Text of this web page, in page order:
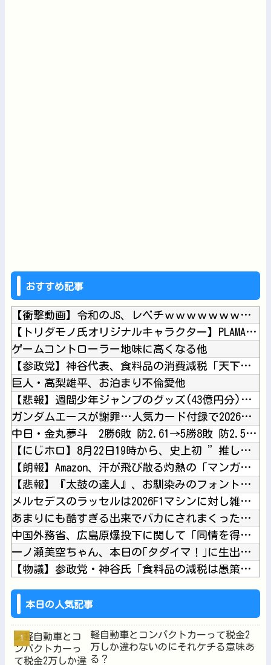
おすすめ記事
【衝撃動画】令和のJS、レベチｗｗｗｗｗｗｗｗｗｗｗｗｗｗｗ...
【トリダモノ氏オリジナルキャラクター】PLAMATEA「MX...
ゲームコントローラー地味に高くなる他
【参政党】神谷代表、食料品の消費減税「天下の愚策だ」と批判他
巨人・高梨雄平、お泊まり不倫愛他
【悲報】週間少年ジャンプのグッズ(43億円分)を注文し全てキ...
ガンダムエースが謝罪…人気カード付録で2026年9月号が全国...
中日・金丸夢斗 2勝6敗 防2.61→5勝8敗 防2.50他
【にじホロ】8月22日19時から、史上初 ”推しトークバラエ...
【朗報】Amazon、汗が飛び散る灼熱の「マンガ毎週末セール...
【悲報】『太鼓の達人』、お馴染みのフォントが大人の事情で変更...
メルセデスのラッセルは2026F1マシンに対し雑音をきり離し...
あまりにも酷すぎる出来でバカにされまくったアニメ『ワンダンス...
中国外務省、広島原爆投下に関して「同情を得ようと核被害者の立...
一ノ瀬美空ちゃん、本日の｢タダイマ！｣に生出演！！！【乃木坂...
【物議】参政党・神谷氏「食料品の減税は愚策」←じゃあ他にどん...
本日の人気記事
軽自動車とコンパクトカーって税金2
万しか違わないのにそれケチる意味あ
る？